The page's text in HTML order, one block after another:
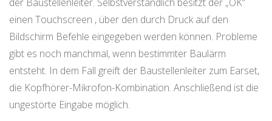
einen Touchscreen , über den durch Druck auf den
Bildschirm Befehle eingegeben werden können. Probleme
gibt es noch manchmal, wenn bestimmter Baulärm
entsteht. In dem Fall greift der Baustellenleiter zum Earset,
die Kopfhörer-Mikrofon-Kombination. Anschließend ist die
ungestörte Eingabe möglich.